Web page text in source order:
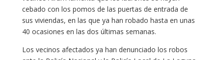
cebado con los pomos de las puertas de entrada de
sus viviendas, en las que ya han robado hasta en unas
40 ocasiones en las dos últimas semanas.
Los vecinos afectados ya han denunciado los robos